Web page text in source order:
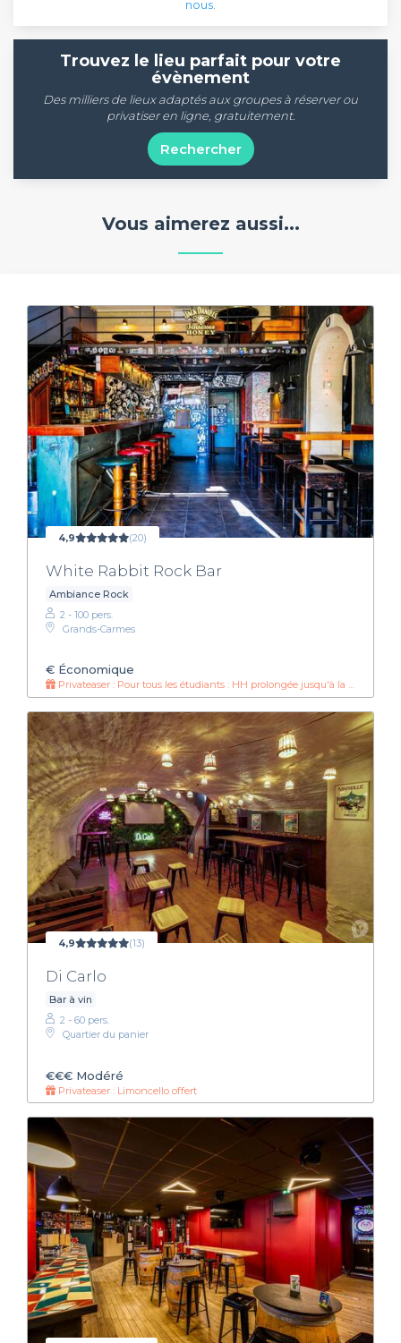
nous
Trouvez le lieu parfait pour votre
évènement
Des milliers de lieux adaptés aux groupes à réserver ou
privatiser en ligne, gratuitement.
Rechercher
Vous aimerez aussi...
4,9 (20)
White Rabbit Rock Bar
Ambiance Rock
2 - 100 pers.
Grands-Carmes
€ Économique
Privateaser : Pour tous les étudiants : HH prolongée jusqu'à la fermeture !
4,9 (13)
Di Carlo
Bar à vin
2 - 60 pers.
Quartier du panier
€€€ Modéré
Privateaser : Limoncello offert